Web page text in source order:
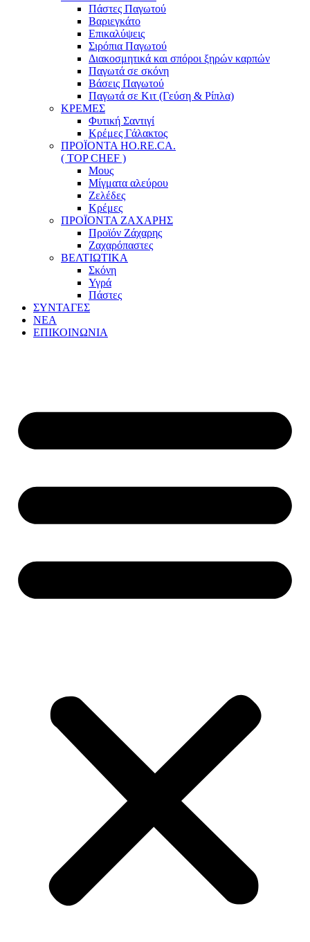
Πάστες Παγωτού
Βαριεγκάτο
Επικαλύψεις
Σιρόπια Παγωτού
Διακοσμητικά και σπόροι ξηρών καρπών
Παγωτά σε σκόνη
Βάσεις Παγωτού
Παγωτά σε Κιτ (Γεύση & Ρίπλα)
ΚΡΕΜΕΣ
Φυτική Σαντιγί
Κρέμες Γάλακτος
ΠΡΟΪΟΝΤΑ HO.RE.CA.
( TOP CHEF )
Μους
Μίγματα αλεύρου
Ζελέδες
Κρέμες
ΠΡΟΪΟΝΤΑ ΖΑΧΑΡΗΣ
Προϊόν Ζάχαρης
Ζαχαρόπαστες
ΒΕΛΤΙΩΤΙΚΑ
Σκόνη
Υγρά
Πάστες
ΣΥΝΤΑΓΕΣ
ΝΕΑ
ΕΠΙΚΟΙΝΩΝΙΑ